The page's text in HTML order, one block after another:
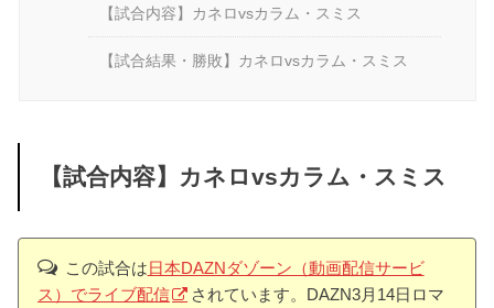
【試合内容】カネロvsカラム・スミス
【試合結果・勝敗】カネロvsカラム・スミス
【試合内容】カネロvsカラム・スミス
この試合は日本DAZNダゾーン（動画配信サービ
ス）でライブ配信
されています。DAZN3月14日ロマ